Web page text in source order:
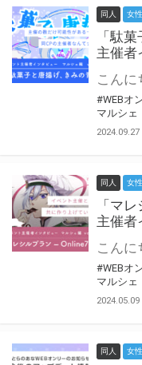
同人 女
「駄
主催者
#WEBオ
マルシェ
2024.09.27
同人 女
「マ
主催者
#WEBオ
マルシェ
2024.05.09
同人 女